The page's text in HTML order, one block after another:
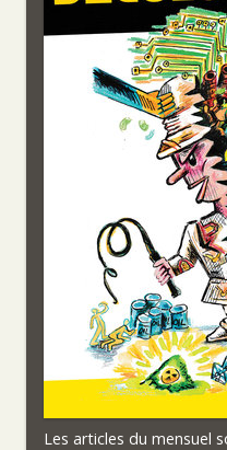
Les articles du mensuel